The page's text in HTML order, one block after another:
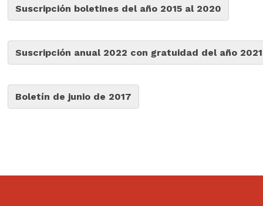
Suscripción boletines del año 2015 al 2020
Suscripción anual 2022 con gratuidad del año
Boletín de junio de 2017